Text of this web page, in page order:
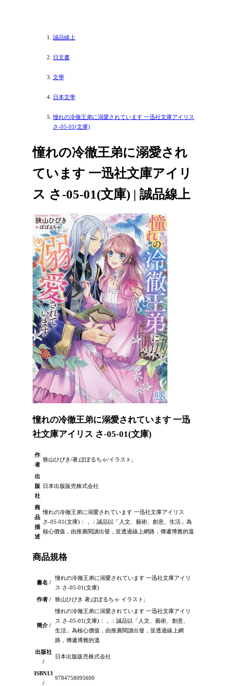
誠品線上
日文書
文學
日本文學
憧れの冷徹王弟に溺愛されています 一迅社文庫アイリス
さ-05-01(文庫)
憧れの冷徹王弟に溺愛され
ています 一迅社文庫アイリ
ス さ-05-01(文庫) | 誠品線上
憧れの冷徹王弟に溺愛されています 一迅
社文庫アイリス さ-05-01(文庫)
作
者
狭山ひびき/著;ぽぽるちゃ/イラスト;
出
版
社
日本出版販売株式会社
商
品
描
述
憧れの冷徹王弟に溺愛されています 一迅社文庫アイリス
さ-05-01(文庫)：，：誠品以「人文、藝術、創意、生活」為
核心價值，由推廣閱讀出發，並透過線上網路，傳遞博雅的溫
商品規格
書名 /
憧れの冷徹王弟に溺愛されています 一迅社文庫アイリ
ス さ-05-01(文庫)
作者 /
狭山ひびき 著;ぽぽるちゃ イラスト;
簡介 /
憧れの冷徹王弟に溺愛されています 一迅社文庫アイリ
ス さ-05-01(文庫)：，：誠品以「人文、藝術、創意、
生活」為核心價值，由推廣閱讀出發，並透過線上網
路，傳遞博雅的溫
出版社
/
日本出版販売株式会社
ISBN13
/
9784758095600